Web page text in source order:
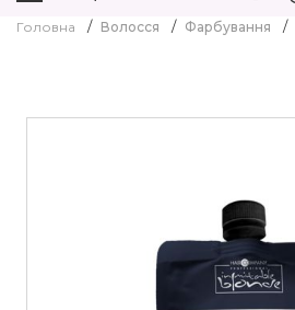
Головна Волосся Фарбування